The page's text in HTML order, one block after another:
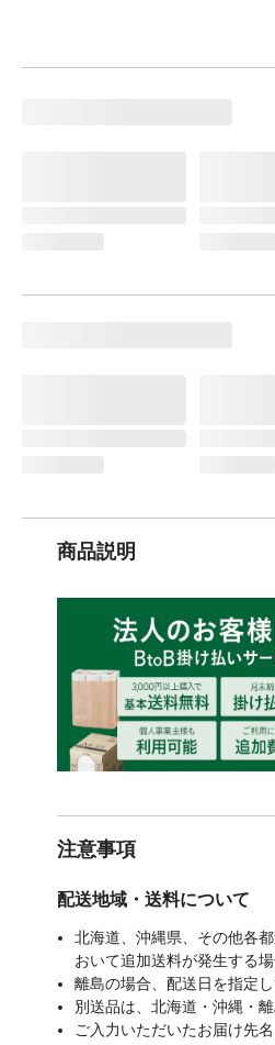
商品説明
注意事項
配送地域・送料について
北海道、沖縄県、その他各
おいて追加送料が発生する場
離島の場合、配送日を指定
別送品は、北海道・沖縄・
ご入力いただいたお届け先